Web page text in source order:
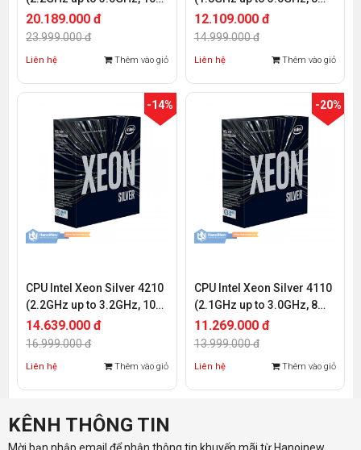
Cores 20 Threads,
13.75MB Cache, Socket
20.189.000 đ
23.999.000 đ
Liên hệ Thêm vào giỏ
Cores 16 Threads, 11MB
Cache, Socket Intel LGA
12.109.000 đ
14.999.000 đ
Liên hệ Thêm vào giỏ
-14%
CPU Intel Xeon Silver 4210
(2.2GHz up to 3.2GHz, 10
Cores 20 Threads,
13.75MB Cache, Socket
14.639.000 đ
16.999.000 đ
Liên hệ Thêm vào giỏ
-20%
CPU Intel Xeon Silver 4110
(2.1GHz up to 3.0GHz, 8
Cores 16 Threads, 11MB
Cache, Socket Intel LGA
11.269.000 đ
13.999.000 đ
Liên hệ Thêm vào giỏ
KÊNH THÔNG TIN
Mời bạn nhập email để nhận thông tin khuyến mãi từ Hanoinew